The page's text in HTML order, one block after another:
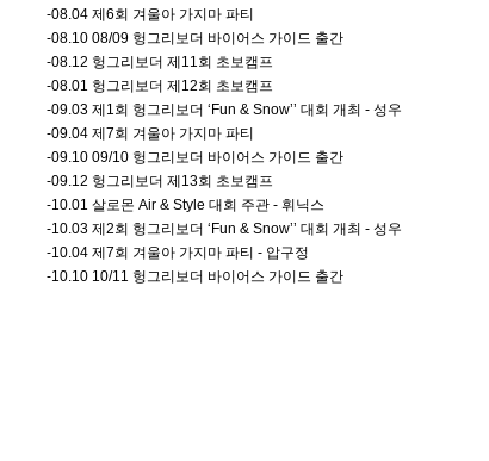
-08.04 제6회 겨울아 가지마 파티
-08.10 08/09 헝그리보더 바이어스 가이드 출간
-08.12 헝그리보더 제11회 초보캠프
-08.01 헝그리보더 제12회 초보캠프
-09.03 제1회 헝그리보더 ‘Fun & Snow’’ 대회 개최 - 성우
-09.04 제7회 겨울아 가지마 파티
-09.10 09/10 헝그리보더 바이어스 가이드 출간
-09.12 헝그리보더 제13회 초보캠프
-10.01 살로몬 Air & Style 대회 주관 - 휘닉스
-10.03 제2회 헝그리보더 ‘Fun & Snow’’ 대회 개최 - 성우
-10.04 제7회 겨울아 가지마 파티 - 압구정
-10.10 10/11 헝그리보더 바이어스 가이드 출간